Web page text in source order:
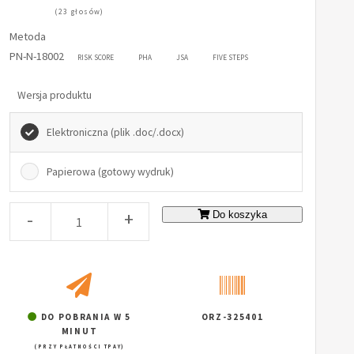
(23 głosów)
Metoda
PN-N-18002
RISK SCORE PHA JSA FIVE STEPS
Wersja produktu
Elektroniczna (plik .doc/.docx)
Papierowa (gotowy wydruk)
- + Do koszyka
DO POBRANIA W 5
MINUT
(PRZY PŁATNOŚCI TPAY)
ORZ-325401